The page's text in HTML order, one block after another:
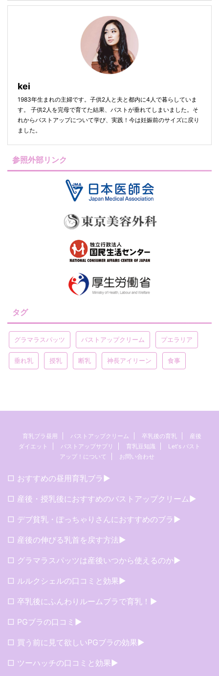
kei
1983年生まれの主婦です。子供2人と夫と都内に4人で暮らしていま
す。 子供2人を完母で育てた結果、バストが垂れてしまいました。そ
れからバストアップについて学び、実践！今は妊娠前のサイズに戻り
ました。
参照外部リンク
タグ
グラマラスパッツ バストアップクリーム プエラリア
垂れ乳 授乳 断乳 神長アイリーン 食事
育乳ブラ昼用 バストアップクリーム 卒乳後の育乳
産後
ダイエット
バストアップサプリ 育乳豆知識
Let's バスト
アップ！について
お問い合わせ
□ おすすめの昼用育乳ブラ▶︎
□ 産後・授乳後におすすめのバストアップクリーム▶︎
□ デブ貧乳・ぽっちゃりさんにおすすめのブラ▶︎
□ 産後の伸びる乳首を戻す方法▶︎
□ グラマラスパッツは産後いつから使えるのか▶︎
□ ルルクシェルの口コミと効果▶︎
□ 卒乳後にふんわりルームブラで育乳！▶︎
□ PGブラの口コミ▶︎
□ 買う前に見て欲しいPGブラの効果▶︎
□ ツーハッチの口コミと効果▶︎